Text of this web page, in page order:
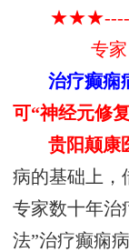
★★★----
专
治疗癫痫
可“神经元修
贵阳颠康
病的基础上，
专家数十年治
法”治疗癫痫